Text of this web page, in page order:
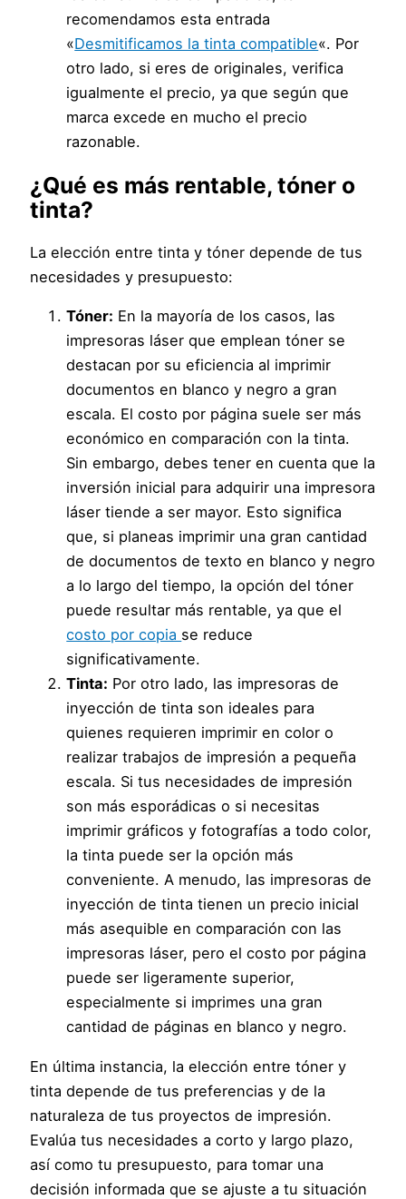
recomendamos esta entrada
«Desmitificamos la tinta compatible«. Por
otro lado, si eres de originales, verifica
igualmente el precio, ya que según que
marca excede en mucho el precio
razonable.
¿Qué es más rentable, tóner o
tinta?
La elección entre tinta y tóner depende de tus
necesidades y presupuesto:
Tóner: En la mayoría de los casos, las
impresoras láser que emplean tóner se
destacan por su eficiencia al imprimir
documentos en blanco y negro a gran
escala. El costo por página suele ser más
económico en comparación con la tinta.
Sin embargo, debes tener en cuenta que la
inversión inicial para adquirir una impresora
láser tiende a ser mayor. Esto significa
que, si planeas imprimir una gran cantidad
de documentos de texto en blanco y negro
a lo largo del tiempo, la opción del tóner
puede resultar más rentable, ya que el
costo por copia se reduce
significativamente.
Tinta: Por otro lado, las impresoras de
inyección de tinta son ideales para
quienes requieren imprimir en color o
realizar trabajos de impresión a pequeña
escala. Si tus necesidades de impresión
son más esporádicas o si necesitas
imprimir gráficos y fotografías a todo color,
la tinta puede ser la opción más
conveniente. A menudo, las impresoras de
inyección de tinta tienen un precio inicial
más asequible en comparación con las
impresoras láser, pero el costo por página
puede ser ligeramente superior,
especialmente si imprimes una gran
cantidad de páginas en blanco y negro.
En última instancia, la elección entre tóner y
tinta depende de tus preferencias y de la
naturaleza de tus proyectos de impresión.
Evalúa tus necesidades a corto y largo plazo,
así como tu presupuesto, para tomar una
decisión informada que se ajuste a tu situación